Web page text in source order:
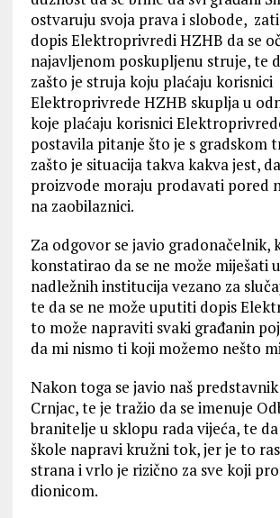
ostvaruju svoja prava i slobode,
dopis Elektroprivredi HZHB da se
najavljenom poskupljenu struje, te
zašto je struja koju plaćaju korisnici
Elektroprivrede HZHB skuplja u
koje plaćaju korisnici
postavila pitanje što je s gradskom
zašto je situacija takva kakva jest,
proizvode moraju prodavati pored
na zaobilaznici.
Za odgovor se javio gradonačelnik,
konstatirao da se ne može miješati
nadležnih institucija vezano za
te da se ne može uputiti dopis
to može napraviti svaki građanin
da mi nismo ti koji možemo nešto
Nakon toga se javio naš
Crnjac, te je tražio da se imenuje
branitelje u sklopu rada vijeća, te
škole napravi kružni tok, jer je to
strana i vrlo je rizično za sve koji
dionicom.